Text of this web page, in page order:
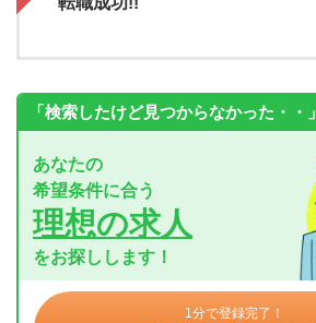
「検索したけど見つからなかった・・」
あなたの
希望条件に合う
理想の求人
をお探しします！
1分で登録完了！